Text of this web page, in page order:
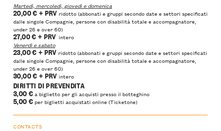
Martedì, mercoledì, giovedì e domenica
20,00 €+ PRVridotto (abbonati e gruppi secondo date e settori specificati
dalle singole Compagnie, persone con disabilità totale e accompagnatore,
under 26 e over 60)
27,00 €+ PRV intero
Venerdì e sabato
23,00 €+ PRV ridotto (abbonati e gruppi secondo date e settori specificati
dalle singole Compagnie, persone con disabilità totale e accompagnatore,
under 26 e over 60)
30,00 €+ PRV intero
DIRITTI DI PREVENDITA
3,00 €a biglietto per gli acquisti presso il botteghino
5,00€per biglietti acquistati online (Ticketone)
CONTACTS